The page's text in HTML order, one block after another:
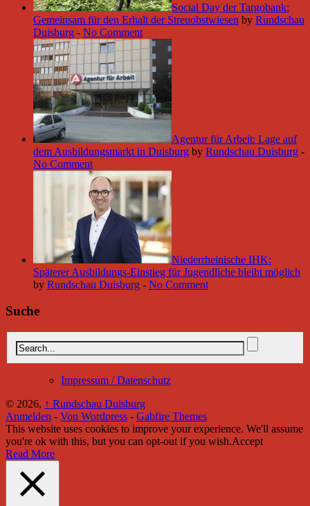
Social Day der Targobank:
Gemeinsam für den Erhalt der Streuobstwiesen by Rundschau
Duisburg - No Comment
Agentur für Arbeit: Lage auf
dem Ausbildungsmarkt in Duisburg by Rundschau Duisburg -
No Comment
Niederrheinische IHK:
Späterer Ausbildungs-Einstieg für Jugendliche bleibt möglich
by Rundschau Duisburg - No Comment
Suche
Impressum / Datenschutz
© 2026, ↑ Rundschau Duisburg
Anmelden - Von Wordpress - Gabfire Themes
This website uses cookies to improve your experience. We'll assume
you're ok with this, but you can opt-out if you wish.Accept
Read More